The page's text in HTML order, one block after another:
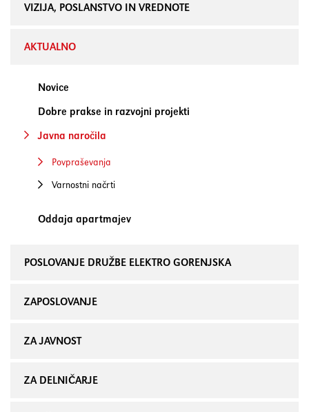
VIZIJA, POSLANSTVO IN VREDNOTE
AKTUALNO
Novice
Dobre prakse in razvojni projekti
Javna naročila
Povpraševanja
Varnostni načrti
Oddaja apartmajev
POSLOVANJE DRUŽBE ELEKTRO GORENJSKA
ZAPOSLOVANJE
ZA JAVNOST
ZA DELNIČARJE